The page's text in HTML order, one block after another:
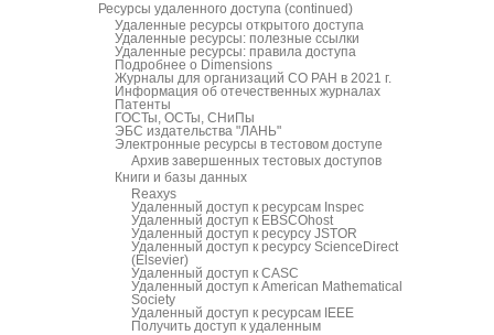
Ресурсы удаленного доступа (continued)
Удаленные ресурсы открытого доступа
Удаленные ресурсы: полезные ссылки
Удаленные ресурсы: правила доступа
Подробнее о Dimensions
Журналы для организаций СО РАН в 2021 г.
Информация об отечественных журналах
Патенты
ГОСТы, ОСТы, СНиПы
ЭБС издательства "ЛАНЬ"
Электронные ресурсы в тестовом доступе
Архив завершенных тестовых доступов
Книги и базы данных
Reaxys
Удаленный доступ к ресурсам Inspec
Удаленный доступ к EBSCOhost
Удаленный доступ к ресурсу JSTOR
Удаленный доступ к ресурсу ScienceDirect
(Elsevier)
Удаленный доступ к CASC
Удаленный доступ к American Mathematical
Society
Удаленный доступ к ресурсам IEEE
Получить доступ к удаленным